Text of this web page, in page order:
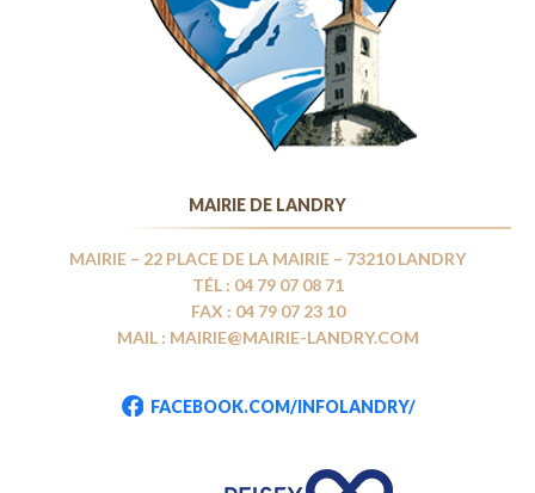
MAIRIE DE LANDRY
MAIRIE – 22 PLACE DE LA MAIRIE – 73210 LANDRY
TÉL : 04 79 07 08 71
FAX : 04 79 07 23 10
MAIL : MAIRIE@MAIRIE-LANDRY.COM
FACEBOOK.COM/INFOLANDRY/